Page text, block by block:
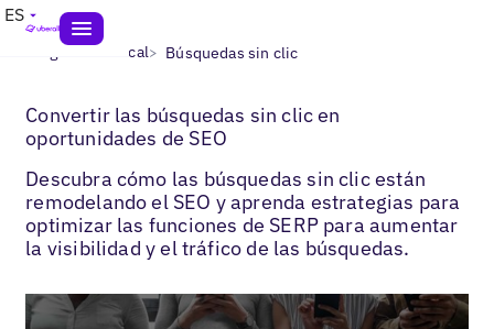
ES
Blogs> SEO local> Búsquedas sin clic
Convertir las búsquedas sin clic en
oportunidades de SEO
Descubra cómo las búsquedas sin clic están
remodelando el SEO y aprenda estrategias para
optimizar las funciones de SERP para aumentar
la visibilidad y el tráfico de las búsquedas.